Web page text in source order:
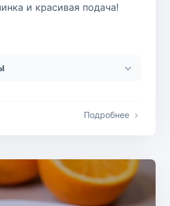
и красивая подача!
Подробнее